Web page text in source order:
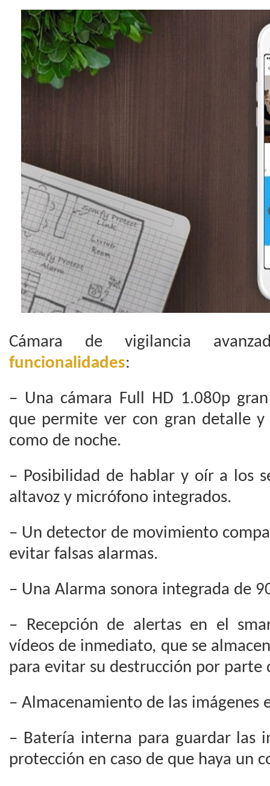
Cámara de vigilancia
funcionalidades:
– Una cámara Full HD 1.080p
que permite ver con gran detalle
como de noche.
– Posibilidad de hablar y oír a los
altavoz y micrófono integrados.
– Un detector de movimiento
evitar falsas alarmas.
– Una Alarma sonora integrada de
– Recepción de alertas en el
vídeos de inmediato, que se
para evitar su destrucción por parte
– Almacenamiento de las imágenes
– Batería interna para guardar las
protección en caso de que haya un